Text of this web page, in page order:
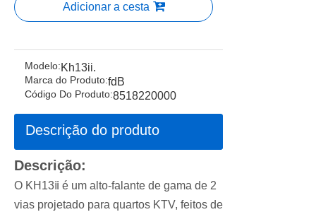
Adicionar a cesta
Modelo:Kh13ii.
Marca do Produto:fdB
Código Do Produto:8518220000
Descrição do produto
Descrição:
O KH13ⅱ é um alto-falante de gama de 2
vias projetado para quartos KTV, feitos de